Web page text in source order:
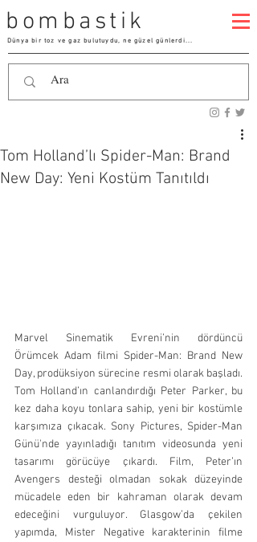
bombastik
Dünya bir toz ve gaz bulutuydu, ne güzel günlerdi...
Tom Holland’lı Spider-Man: Brand
New Day: Yeni Kostüm Tanıtıldı
Marvel Sinematik Evreni’nin dördüncü
Örümcek Adam filmi Spider-Man: Brand New
Day, prodüksiyon sürecine resmi olarak başladı.
Tom Holland’ın canlandırdığı Peter Parker, bu
kez daha koyu tonlara sahip, yeni bir kostümle
karşımıza çıkacak. Sony Pictures, Spider-Man
Günü'nde yayınladığı tanıtım videosunda yeni
tasarımı görücüye çıkardı. Film, Peter’ın
Avengers desteği olmadan sokak düzeyinde
mücadele eden bir kahraman olarak devam
edeceğini vurguluyor. Glasgow’da çekilen
yapımda, Mister Negative karakterinin filme